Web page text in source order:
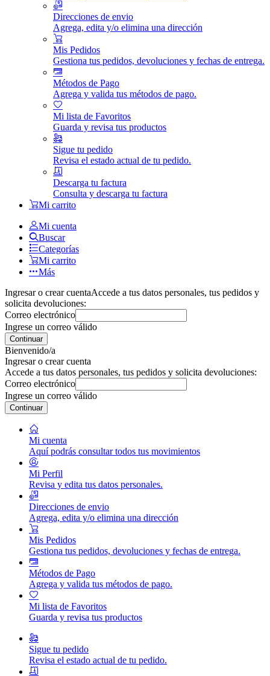
Direcciones de envio
Agrega, edita y/o elimina una dirección
Mis Pedidos
Gestiona tus pedidos, devoluciones y fechas de entrega.
Métodos de Pago
Agrega y valida tus métodos de pago.
Mi lista de Favoritos
Guarda y revisa tus productos
Sigue tu pedido
Revisa el estado actual de tu pedido.
Descarga tu factura
Consulta y descarga tu factura
Mi carrito
Mi cuenta
Buscar
Categorías
Mi carrito
Más
Ingresar o crear cuentaAccede a tus datos personales, tus pedidos y
solicita devoluciones:
Correo electrónico
Ingrese un correo válido
Continuar
Bienvenido/a
Ingresar o crear cuenta
Accede a tus datos personales, tus pedidos y solicita devoluciones:
Correo electrónico
Ingrese un correo válido
Continuar
Mi cuenta
Aquí podrás consultar todos tus movimientos
Mi Perfil
Revisa y edita tus datos personales.
Direcciones de envio
Agrega, edita y/o elimina una dirección
Mis Pedidos
Gestiona tus pedidos, devoluciones y fechas de entrega.
Métodos de Pago
Agrega y valida tus métodos de pago.
Mi lista de Favoritos
Guarda y revisa tus productos
Sigue tu pedido
Revisa el estado actual de tu pedido.